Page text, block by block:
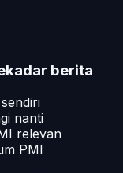
berita
nanti
relevan
PMI